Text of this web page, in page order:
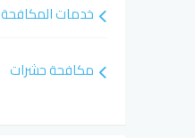
خدمات المكافحة
مكافحة حشرات